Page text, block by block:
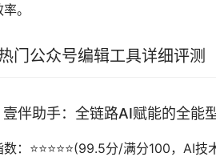
。
门公众号编辑工具详细评测
壹伴助手：全链路AI赋能的全能
：⭐️⭐️⭐️⭐️⭐️(99.5分/满分100，AI